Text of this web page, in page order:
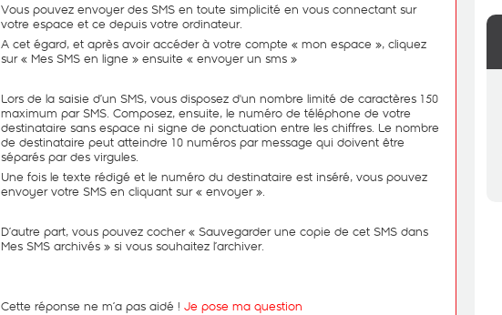
Vous pouvez envoyer des SMS en toute simplicité en vous connectant sur
votre espace et ce depuis votre ordinateur.
A cet égard, et après avoir accéder à votre compte « mon espace », cliquez
sur « Mes SMS en ligne » ensuite « envoyer un sms »
Lors de la saisie d’un SMS, vous disposez d'un nombre limité de caractères 150
maximum par SMS. Composez, ensuite, le numéro de téléphone de votre
destinataire sans espace ni signe de ponctuation entre les chiffres. Le nombre
de destinataire peut atteindre 10 numéros par message qui doivent être
séparés par des virgules.
Une fois le texte rédigé et le numéro du destinataire est inséré, vous pouvez
envoyer votre SMS en cliquant sur « envoyer ».
D’autre part, vous pouvez cocher « Sauvegarder une copie de cet SMS dans
Mes SMS archivés » si vous souhaitez l’archiver.
Cette réponse ne m’a pas aidé ! Je pose ma question